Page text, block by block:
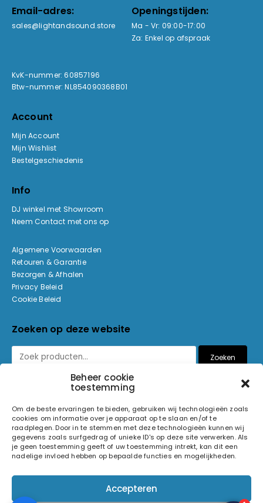
Beheer cookie
toestemming
Om de beste ervaringen te bieden, gebruiken wij technologieën zoals
cookies om informatie over je apparaat op te slaan en/of te
raadplegen. Door in te stemmen met deze technologieën kunnen wij
gegevens zoals surfgedrag of unieke ID's op deze site verwerken. Als
je geen toestemming geeft of uw toestemming intrekt, kan dit een
nadelige invloed hebben op bepaalde functies en mogelijkheden.
Accepteren
Email-adres:
sales@lightandsound.store
Openingstijden:
Ma - Vr: 09:00-17:00
Za: Enkel op afspraak
KvK-nummer: 60857196
Btw-nummer: NL854090368B01
Account
Mijn Account
Mijn Wishlist
Bestelgeschiedenis
Info
DJ winkel met Showroom
Neem Contact met ons op
Algemene Voorwaarden
Retouren & Garantie
Bezorgen & Afhalen
Privacy Beleid
Cookie Beleid
Zoeken op deze website
Zoeken
© 2026 Light and Sound Factory. Alle rechten voorbehouden.